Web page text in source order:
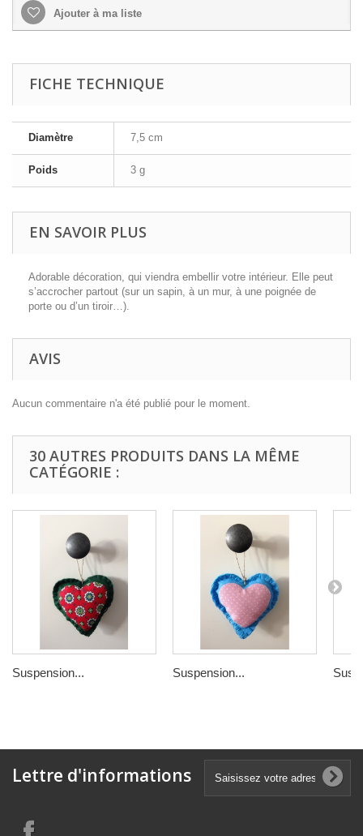
Ajouter à ma liste
FICHE TECHNIQUE
Diamètre 7,5 cm
Poids 3 g
EN SAVOIR PLUS
Adorable décoration, qui viendra embellir votre intérieur. Elle peut
s’accrocher partout (sur un sapin, à un mur, à une poignée de
porte ou d’un tiroir…).
AVIS
Aucun commentaire n'a été publié pour le moment.
30 AUTRES PRODUITS DANS LA MÊME
CATÉGORIE :
Suspension... Suspension...
Lettre d'informations